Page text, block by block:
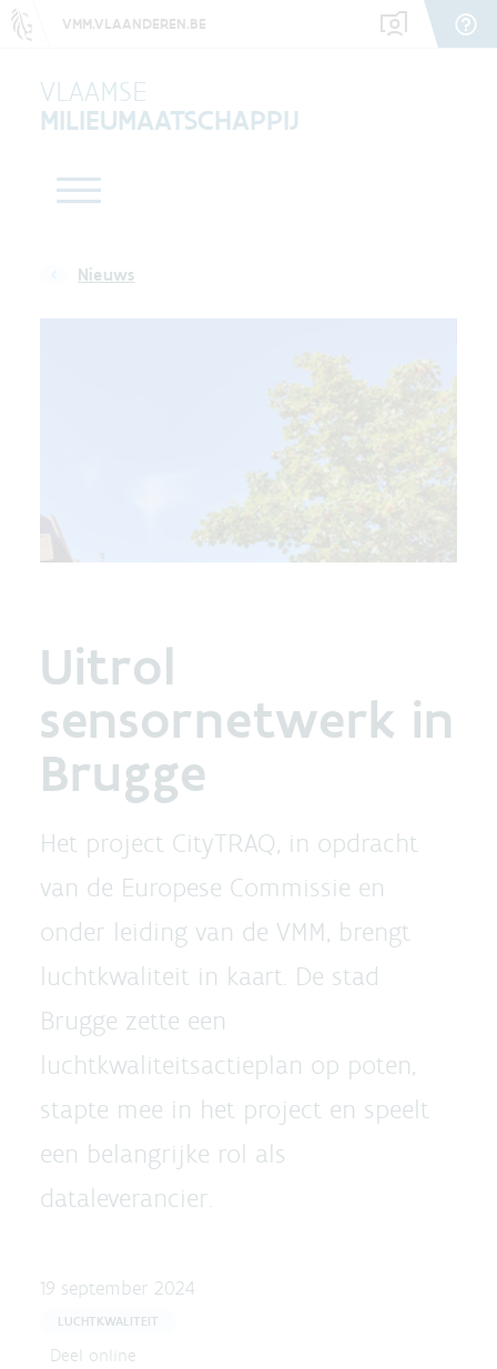
VMM.VLAANDEREN.BE
VLAAMSE
MILIEUMAATSCHAPPIJ
Nieuws
Uitrol
sensornetwerk in
Brugge
Het project CityTRAQ, in opdracht
van de Europese Commissie en
onder leiding van de VMM, brengt
luchtkwaliteit in kaart. De stad
Brugge zette een
luchtkwaliteitsactieplan op poten,
stapte mee in het project en speelt
een belangrijke rol als
dataleverancier.
19 september 2024
LUCHTKWALITEIT
Deel online